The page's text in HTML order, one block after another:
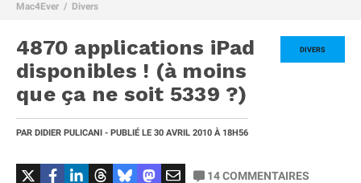
Comparatif iPhone
Mac4Ever Divers
DIVERS
4870 applications iPad
disponibles ! (à moins
que ça ne soit 5339 ?)
PAR DIDIER PULICANI - PUBLIÉ LE 30 AVRIL 2010 À 18H56
14COMMENTAIRES